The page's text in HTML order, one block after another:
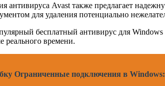
антивируса Avast также предлагает
для удаления потенциально
бесплатный антивирус для
реального времени.
Ограниченные подключения в